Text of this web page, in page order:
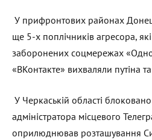
У прифронтових районах
ще 5-х поплічників агресора,
заборонених соцмережах
«ВКонтакте» вихваляли путіна
У Черкаській області блоковано
адміністратора місцевого
оприлюднював розташування